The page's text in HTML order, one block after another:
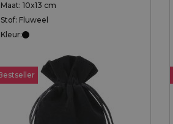
Maat: 10x13 cm
Stof: Fluweel
Kleur: